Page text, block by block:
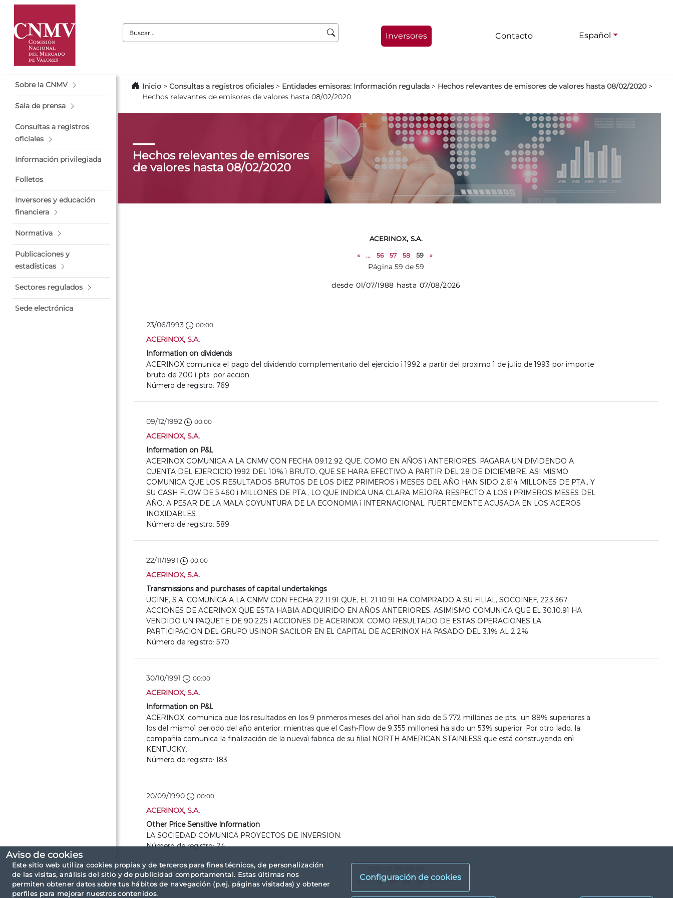
Aviso de cookies
Este sitio web utiliza cookies propias y de terceros para fines técnicos, de personalización
de las visitas, análisis del sitio y de publicidad comportamental. Estas últimas nos
permiten obtener datos sobre tus hábitos de navegación (p.ej. páginas visitadas) y obtener
perfiles para mejorar nuestros contenidos.
Configuración de cookies
Buscar:
Inversores Contacto Español
Sobre la CNMV
Sala de prensa
Consultas a registros
oficiales
Información privilegiada
Folletos
Inversores y educación
financiera
Normativa
Publicaciones y
estadísticas
Sectores regulados
Sede electrónica
Inicio > Consultas a registros oficiales > Entidades emisoras: Información regulada > Hechos relevantes de emisores de valores hasta 08/02/2020 >
Hechos relevantes de emisores de valores hasta 08/02/2020
Hechos relevantes de emisores
de valores hasta 08/02/2020
ACERINOX, S.A.
« ... 56 57 58 59 »
Página 59 de 59
desde 01/07/1988 hasta 07/08/2026
23/06/1993 00:00
ACERINOX, S.A.
Information on dividends
ACERINOX comunica el pago del dividendo complementario del ejercicio ì 1992 a partir del proximo 1 de julio de 1993 por importe
bruto de 200 ì pts. por accion.
Número de registro: 769
09/12/1992 00:00
ACERINOX, S.A.
Information on P&L
ACERINOX COMUNICA A LA CNMV CON FECHA 09.12.92 QUE, COMO EN AÑOS ì ANTERIORES, PAGARA UN DIVIDENDO A
CUENTA DEL EJERCICIO 1992 DEL 10% ì BRUTO, QUE SE HARA EFECTIVO A PARTIR DEL 28 DE DICIEMBRE. ASI MISMO
COMUNICA QUE LOS RESULTADOS BRUTOS DE LOS DIEZ PRIMEROS ì MESES DEL AÑO HAN SIDO 2.614 MILLONES DE PTA., Y
SU CASH FLOW DE 5.460 ì MILLONES DE PTA., LO QUE INDICA UNA CLARA MEJORA RESPECTO A LOS ì PRIMEROS MESES DEL
AÑO, A PESAR DE LA MALA COYUNTURA DE LA ECONOMIA ì INTERNACIONAL, FUERTEMENTE ACUSADA EN LOS ACEROS
INOXIDABLES.
Número de registro: 589
22/11/1991 00:00
ACERINOX, S.A.
Transmissions and purchases of capital undertakings
UGINE, S.A. COMUNICA A LA CNMV CON FECHA 22.11.91 QUE, EL 21.10.91 HA COMPRADO A SU FILIAL, SOCOINEF, 223.367
ACCIONES DE ACERINOX QUE ESTA HABIA ADQUIRIDO EN AÑOS ANTERIORES. ASIMISMO COMUNICA QUE EL 30.10.91 HA
VENDIDO UN PAQUETE DE 90.225 ì ACCIONES DE ACERINOX. COMO RESULTADO DE ESTAS OPERACIONES LA
PARTICIPACION DEL GRUPO USINOR SACILOR EN EL CAPITAL DE ACERINOX HA PASADO DEL 3,1% AL 2,2%.
Número de registro: 570
30/10/1991 00:00
ACERINOX, S.A.
Information on P&L
ACERINOX, comunica que los resultados en los 9 primeros meses del añoì han sido de 5.772 millones de pts., un 88% superiores a
los del mismoì periodo del año anterior, mientras que el Cash-Flow de 9.355 millonesì ha sido un 53% superior. Por otro lado, la
compañía comunica la finalización de la nuevaì fabrica de su filial NORTH AMERICAN STAINLESS que está construyendo enì
KENTUCKY.
Número de registro: 183
20/09/1990 00:00
ACERINOX, S.A.
Other Price Sensitive Information
LA SOCIEDAD COMUNICA PROYECTOS DE INVERSION.
Número de registro: 24
... 56 57 58 59 »